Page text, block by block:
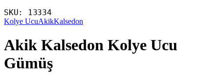
SKU: 13334
Kolye UcuAkikKalsedon
Akik Kalsedon Kolye Ucu
Gümüş